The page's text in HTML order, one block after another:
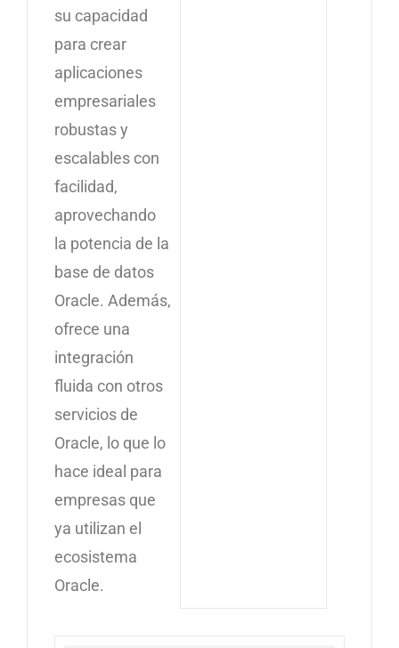
su capacidad
para crear
aplicaciones
empresariales
robustas y
escalables con
facilidad,
aprovechando
la potencia de la
base de datos
Oracle. Además,
ofrece una
integración
fluida con otros
servicios de
Oracle, lo que lo
hace ideal para
empresas que
ya utilizan el
ecosistema
Oracle.